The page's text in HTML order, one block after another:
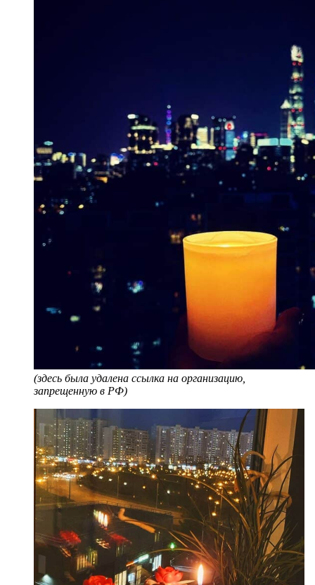
(здесь была удалена ссылка на организацию,
запрещенную в РФ)